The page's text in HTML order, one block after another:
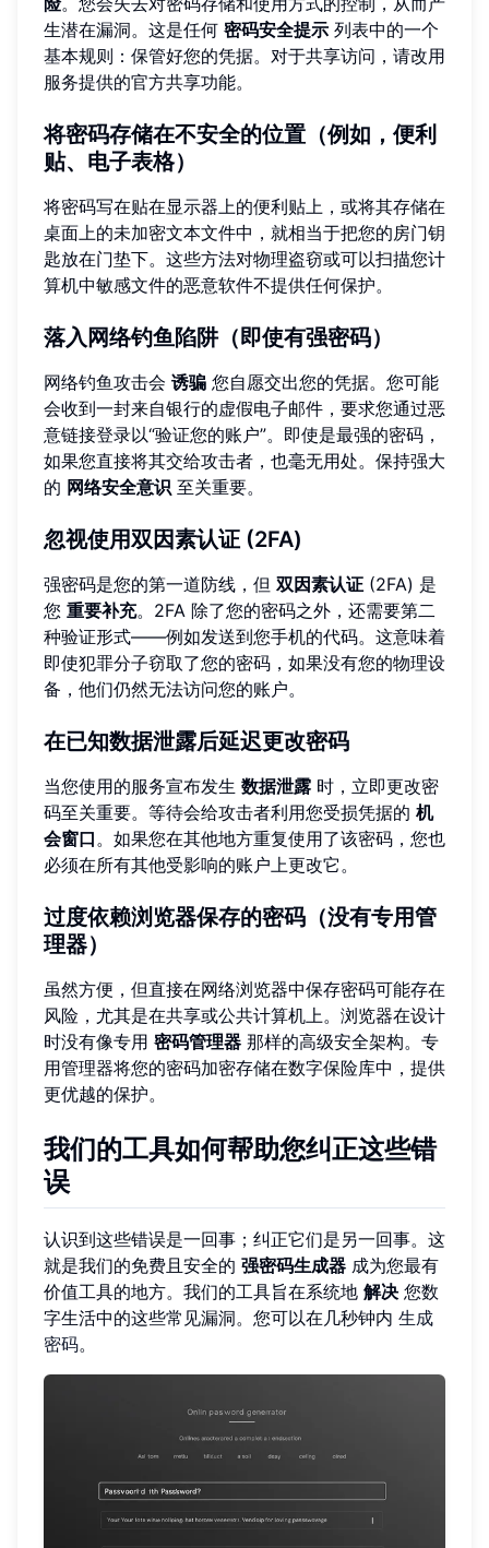
生潜在漏洞。这是任何 密码安全提示 列表中的一个
基本规则：保管好您的凭据。对于共享访问，请改用
服务提供的官方共享功能。
将密码存储在不安全的位置（例如，便利
贴、电子表格）
将密码写在贴在显示器上的便利贴上，或将其存储在
桌面上的未加密文本文件中，就相当于把您的房门钥
匙放在门垫下。这些方法对物理盗窃或可以扫描您计
算机中敏感文件的恶意软件不提供任何保护。
落入网络钓鱼陷阱（即使有强密码）
网络钓鱼攻击会 诱骗 您自愿交出您的凭据。您可能
会收到一封来自银行的虚假电子邮件，要求您通过恶
意链接登录以“验证您的账户”。即使是最强的密码，
如果您直接将其交给攻击者，也毫无用处。保持强大
的 网络安全意识 至关重要。
忽视使用双因素认证 (2FA)
强密码是您的第一道防线，但 双因素认证 (2FA) 是
您 重要补充。2FA 除了您的密码之外，还需要第二
种验证形式——例如发送到您手机的代码。这意味着
即使犯罪分子窃取了您的密码，如果没有您的物理设
备，他们仍然无法访问您的账户。
在已知数据泄露后延迟更改密码
当您使用的服务宣布发生 数据泄露 时，立即更改密
码至关重要。等待会给攻击者利用您受损凭据的 机
会窗口。如果您在其他地方重复使用了该密码，您也
必须在所有其他受影响的账户上更改它。
过度依赖浏览器保存的密码（没有专用管
理器）
虽然方便，但直接在网络浏览器中保存密码可能存在
风险，尤其是在共享或公共计算机上。浏览器在设计
时没有像专用 密码管理器 那样的高级安全架构。专
用管理器将您的密码加密存储在数字保险库中，提供
更优越的保护。
我们的工具如何帮助您纠正这些错
误
认识到这些错误是一回事；纠正它们是另一回事。这
就是我们的免费且安全的 强密码生成器 成为您最有
价值工具的地方。我们的工具旨在系统地 解决 您数
字生活中的这些常见漏洞。您可以在几秒钟内 生成
密码。